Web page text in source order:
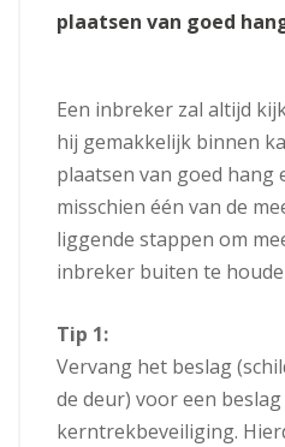
plaatsen van goed
Een inbreker zal altijd
hij gemakkelijk binnen
plaatsen van goed hang
misschien één van de
liggende stappen om
inbreker buiten te
Tip 1:
Vervang het beslag
de deur) voor een
kerntrekbeveiliging.